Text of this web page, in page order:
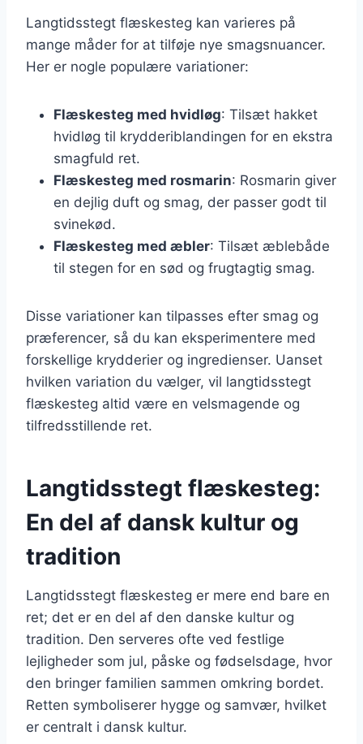
Langtidsstegt flæskesteg kan varieres på
mange måder for at tilføje nye smagsnuancer.
Her er nogle populære variationer:
Flæskesteg med hvidløg: Tilsæt hakket
hvidløg til krydderiblandingen for en ekstra
smagfuld ret.
Flæskesteg med rosmarin: Rosmarin giver
en dejlig duft og smag, der passer godt til
svinekød.
Flæskesteg med æbler: Tilsæt æblebåde
til stegen for en sød og frugtagtig smag.
Disse variationer kan tilpasses efter smag og
præferencer, så du kan eksperimentere med
forskellige krydderier og ingredienser. Uanset
hvilken variation du vælger, vil langtidsstegt
flæskesteg altid være en velsmagende og
tilfredsstillende ret.
Langtidsstegt flæskesteg:
En del af dansk kultur og
tradition
Langtidsstegt flæskesteg er mere end bare en
ret; det er en del af den danske kultur og
tradition. Den serveres ofte ved festlige
lejligheder som jul, påske og fødselsdage, hvor
den bringer familien sammen omkring bordet.
Retten symboliserer hygge og samvær, hvilket
er centralt i dansk kultur.